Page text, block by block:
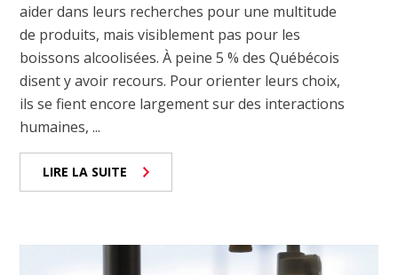
aider dans leurs recherches pour une multitude
de produits, mais visiblement pas pour les
boissons alcoolisées. À peine 5 % des Québécois
disent y avoir recours. Pour orienter leurs choix,
ils se fient encore largement sur des interactions
humaines, ...
LIRE LA SUITE